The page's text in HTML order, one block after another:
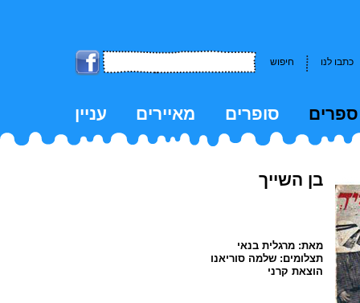
חיפוש כתבו לנו
ספרים סופרים מאיירים עניין
בן השייך
מאת: מרגלית בנאי
תצלומים: שלמה סוריאנו
הוצאת קרני